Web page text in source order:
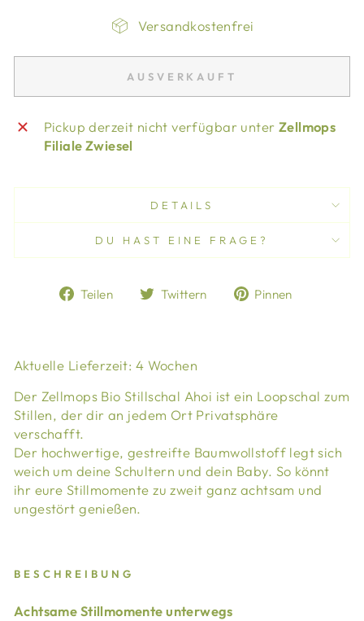
Versandkostenfrei
AUSVERKAUFT
Pickup derzeit nicht verfügbar unter Zellmops
Filiale Zwiesel
DETAILS
DU HAST EINE FRAGE?
Teilen
Auf
Twittern
Auf
Pinnen
Aktuelle Lieferzeit: 4 Wochen
Der Zellmops Bio Stillschal Ahoi ist ein Loopschal zum
Stillen, der dir an jedem Ort Privatsphäre
verschafft.
Der hochwertige, gestreifte Baumwollstoff legt sich
weich um deine Schultern und dein Baby. So könnt
ihr eure Stillmomente zu zweit ganz achtsam und
ungestört genießen.
BESCHREIBUNG
Achtsame Stillmomente unterwegs